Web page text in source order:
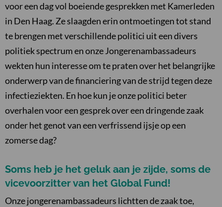
voor een dag vol boeiende gesprekken met Kamerleden
in Den Haag. Ze slaagden erin ontmoetingen tot stand
te brengen met verschillende politici uit een divers
politiek spectrum en onze Jongerenambassadeurs
wekten hun interesse om te praten over het belangrijke
onderwerp van de financiering van de strijd tegen deze
infectieziekten. En hoe kun je onze politici beter
overhalen voor een gesprek over een dringende zaak
onder het genot van een verfrissend ijsje op een
zomerse dag?
Soms heb je het geluk aan je zijde, soms de
vicevoorzitter van het Global Fund!
Onze jongerenambassadeurs lichtten de zaak toe,